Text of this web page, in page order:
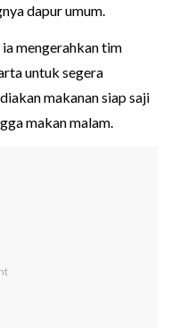
dapur umum.
mengerahkan tim
untuk segera
makanan siap saji
makan malam.